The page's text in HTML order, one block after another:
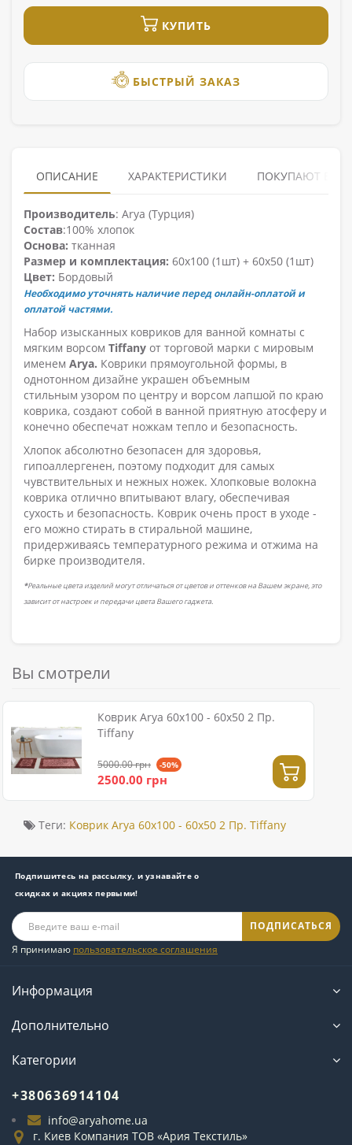
КУПИТЬ
БЫСТРЫЙ ЗАКАЗ
ОПИСАНИЕ ХАРАКТЕРИСТИКИ ПОКУПАЮТ
Производитель: Arya (Турция)
Состав:100% хлопок
Основа: тканная
Размер и комплектация: 60х100 (1шт) + 60х50 (1шт)
Цвет: Бордовый
Необходимо уточнять наличие перед онлайн-оплатой и
оплатой частями.
Набор изысканных ковриков для ванной комнаты с
мягким ворсом Tiffany от торговой марки с мировым
именем Arya. Коврики прямоугольной формы, в
однотонном дизайне украшен объемным
стильным узором по центру и ворсом лапшой по краю
коврика, создают собой в ванной приятную атосферу и
конечно обеспечат ножкам тепло и безопасность.
Хлопок абсолютно безопасен для здоровья,
гипоаллергенен, поэтому подходит для самых
чувствительных и нежных ножек. Хлопковые волокна
коврика отлично впитывают влагу, обеспечивая
сухость и безопасность. Коврик очень прост в уходе -
его можно стирать в стиральной машине,
придерживаясь температурного режима и отжима на
бирке производителя.
*Реальные цвета изделий могут отличаться от цветов и оттенков на Вашем экране, это
зависит от настроек и передачи цвета Вашего гаджета.
Вы смотрели
Коврик Arya 60x100 - 60x50 2 Пр.
Tiffany
5000.00 грн -50%
2500.00 грн
Теги: Коврик Arya 60x100 - 60x50 2 Пр. Tiffany
Подпишитесь на рассылку, и узнавайте о
скидках и акциях первыми!
ПОДПИСАТЬСЯ
Я принимаю пользовательское соглашения
Информация
Дополнительно
Категории
+380636914104
info@aryahome.ua
г. Киев Компания ТОВ «Ария Текстиль»